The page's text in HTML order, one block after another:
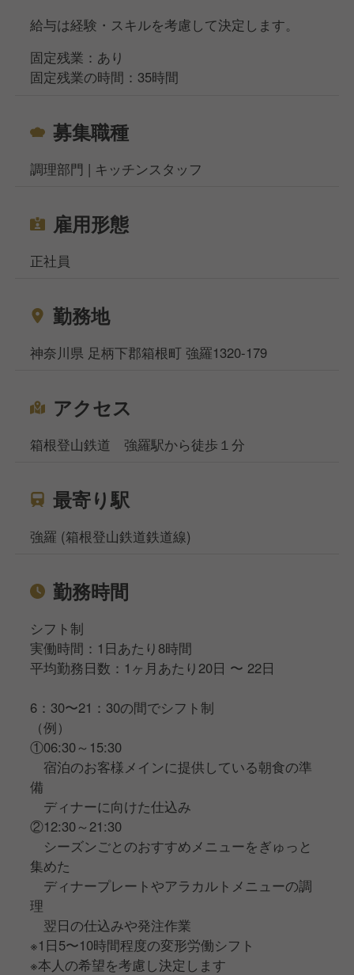
実際にスタッフが足を運び、
素材の背景にあるストーリーまで学びます。
■ Menu Development
あなたのアイデアが、翌月の
メインディッシュになることも。
オペレーションの構築など、
￣￣￣￣￣￣￣￣￣￣￣￣
■ Co-Creation
メニューは料理長だけが決めるものではありません。
「全員でつくる」がWPÜのスタイル。
す。
■ Cultural Intersection
それぞれの感性が一皿に表現される面白さ。
■ Professional Growth
調理技術だけでなく、多様な食文化への理解や、
ホスピタリティが身につきます。
給与は経験・スキルを考慮して決定します。
固定残業：あり
固定残業の時間：35時間
募集職種
調理部門 | キッチンスタッフ
雇用形態
正社員
勤務地
神奈川県 足柄下郡箱根町 強羅1320-179
アクセス
箱根登山鉄道 強羅駅から徒歩１分
最寄り駅
強羅 (箱根登山鉄道鉄道線)
勤務時間
シフト制
実働時間：1日あたり8時間
平均勤務日数：1ヶ月あたり20日 〜 22日
6：30〜21：30の間でシフト制
（例）
①06:30～15:30
宿泊のお客様メインに提供している朝食の準
備
ディナーに向けた仕込み
②12:30～21:30
シーズンごとのおすすめメニューをぎゅっと
集めた
ディナープレートやアラカルトメニューの調
理
翌日の仕込みや発注作業
※1日5〜10時間程度の変形労働シフト
※本人の希望を考慮し決定します